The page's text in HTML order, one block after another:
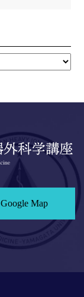
Google Map